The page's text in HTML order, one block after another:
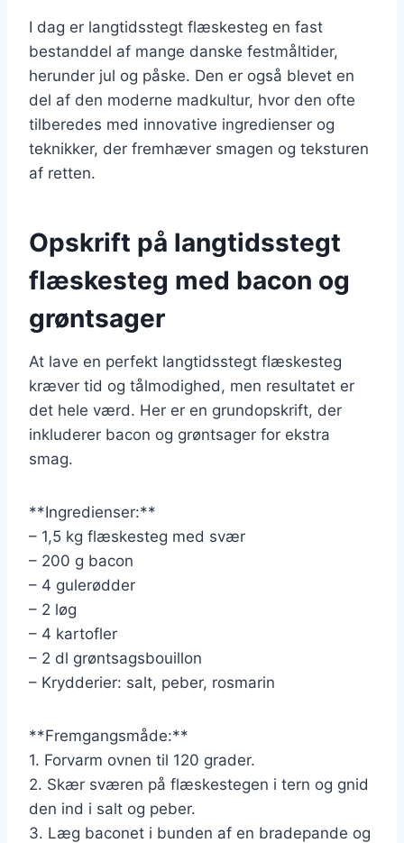
I dag er langtidsstegt flæskesteg en fast
bestanddel af mange danske festmåltider,
herunder jul og påske. Den er også blevet en
del af den moderne madkultur, hvor den ofte
tilberedes med innovative ingredienser og
teknikker, der fremhæver smagen og teksturen
af retten.
Opskrift på langtidsstegt
flæskesteg med bacon og
grøntsager
At lave en perfekt langtidsstegt flæskesteg
kræver tid og tålmodighed, men resultatet er
det hele værd. Her er en grundopskrift, der
inkluderer bacon og grøntsager for ekstra
smag.
**Ingredienser:**
– 1,5 kg flæskesteg med svær
– 200 g bacon
– 4 gulerødder
– 2 løg
– 4 kartofler
– 2 dl grøntsagsbouillon
– Krydderier: salt, peber, rosmarin
**Fremgangsmåde:**
1. Forvarm ovnen til 120 grader.
2. Skær sværen på flæskestegen i tern og gnid
den ind i salt og peber.
3. Læg baconet i bunden af en bradepande og